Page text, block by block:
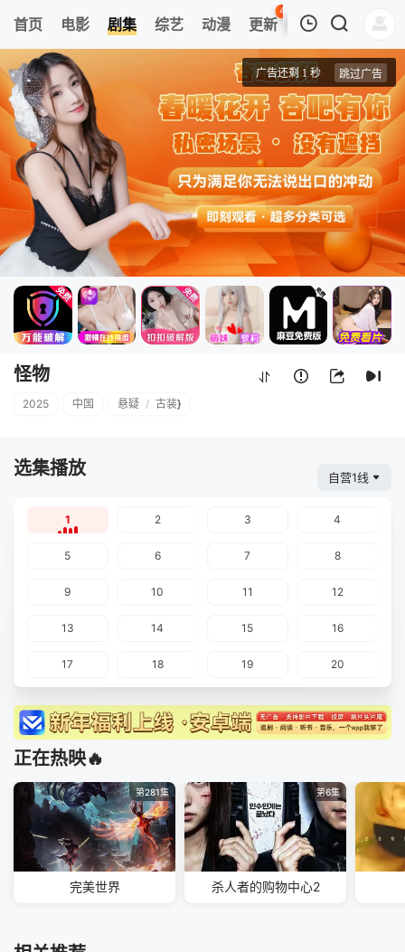
首页 电影 剧集 综艺 动漫 更新
40
热榜 APP
1
清空
怪物
2025 中国 悬疑 / 古装}
选集播放 自营1线
1 2 3 4
5 6 7 8
9 10 11 12
13 14 15 16
17 18 19 20
正在热映🔥
第281集
完美世界
第6集
杀人者的购物中心2